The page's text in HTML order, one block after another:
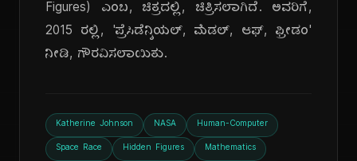
Figures) ಎಂಬ, ಚಿತ್ರದಲ್ಲಿ, ಚಿತ್ರಿಸಲಾಗಿದೆ. ಅವರಿಗೆ,
2015 ರಲ್ಲಿ, 'ಪ್ರೆಸಿಡೆನ್ಶಿಯಲ್, ಮೆಡಲ್, ಆಫ್, ಫ್ರೀಡಂ'
ನೀಡಿ, ಗೌರವಿಸಲಾಯಿತು.
Katherine Johnson NASA Human-Computer
Space Race Hidden Figures Mathematics